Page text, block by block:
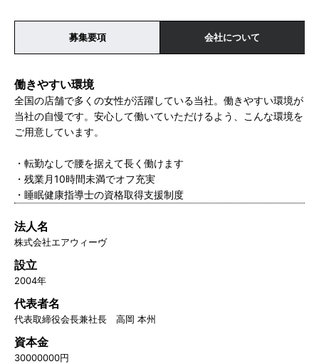
募集要項 会社について
働きやすい環境
全国の店舗で多くの女性が活躍している当社。働きやすい環境が
当社の自慢です。安心して働いていただけるよう、こんな環境を
ご用意しています。
・転勤なしで腰を据えて長く働けます
・残業月10時間未満でオフ充実
・睡眠健康指導士の資格取得支援制度
法人名
株式会社エアウィーヴ
設立
2004年
代表者名
代表取締役会長兼社長 高岡 本州
資本金
30000000円